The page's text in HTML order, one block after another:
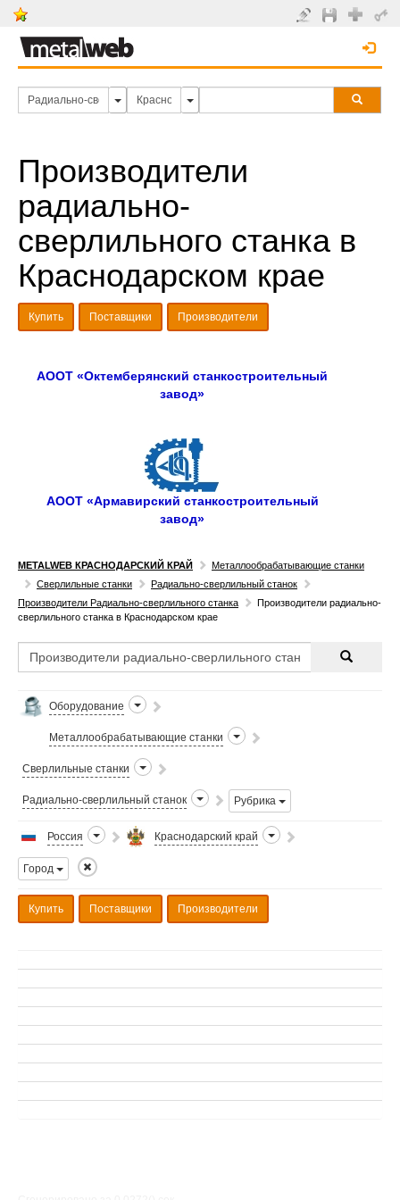
Производители
радиально-
сверлильного станка в
Краснодарском крае
Купить Поставщики Производители
АООТ «Октемберянский станкостроительный
завод»
АООТ «Армавирский станкостроительный
завод»
METALWEB КРАСНОДАРСКИЙ КРАЙ
Металлообрабатывающие станки
Сверлильные станки
Радиально-сверлильный станок
Производители Радиально-сверлильного станка
Производители радиально-
сверлильного станка в Краснодарском крае
Оборудование
Металлообрабатывающие станки
Сверлильные станки
Радиально-сверлильный станок Рубрика
Россия Краснодарский край
Город
Купить Поставщики Производители